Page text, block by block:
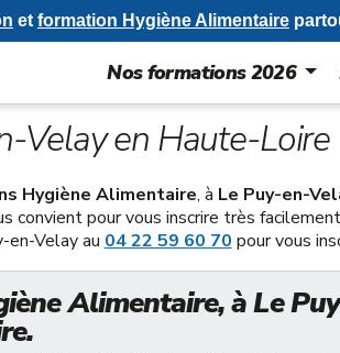
Nos formations 2026
Velay en Haute-Loire
Hygiène Alimentaire, à Le Puy-en-
convient pour vous inscrire très
en-Velay au 04 22 59 60 70 pour vous
Alimentaire, à Le
et formation Hygiène Alimentaire